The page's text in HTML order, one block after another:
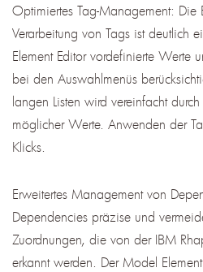
Optimiertes Tag-Management: Die
Verarbeitung von Tags ist deutlich
Element Editor vordefinierte Werte
bei den Auswahlmenüs
langen Listen wird vereinfacht
möglicher Werte. Anwenden der
Klicks.
Erweitertes Management von
Dependencies präzise und
Zuordnungen, die von der IBM
erkannt werden. Der Model